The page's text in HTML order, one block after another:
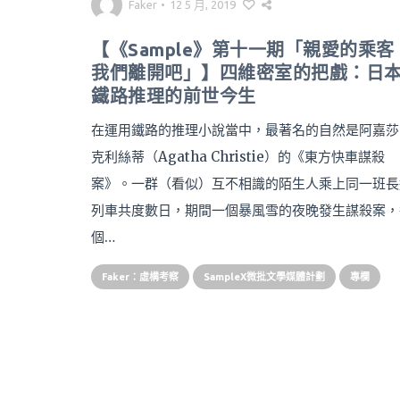
Faker • 12 5 月, 2019
【《Sample》第十一期「親愛的乘客
我們離開吧」】四維密室的把戲：日
鐵路推理的前世今生
在運用鐵路的推理小說當中，最著名的自然是阿嘉莎
克利絲蒂（Agatha Christie）的《東方快車謀殺
案》。一群（看似）互不相識的陌生人乘上同一班
列車共度數日，期間一個暴風雪的夜晚發生謀殺案
個…
Faker：虛構考察 SampleX微批文學媒體計劃 專欄